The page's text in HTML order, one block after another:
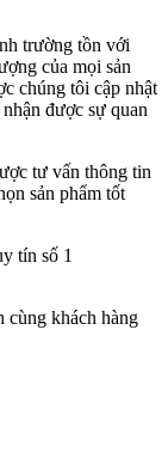
trường tồn với
của mọi sản
chúng tôi cập nhật
được sự quan
tư vấn thông tin
sản phẩm tốt
tín số 1
cùng khách hàng